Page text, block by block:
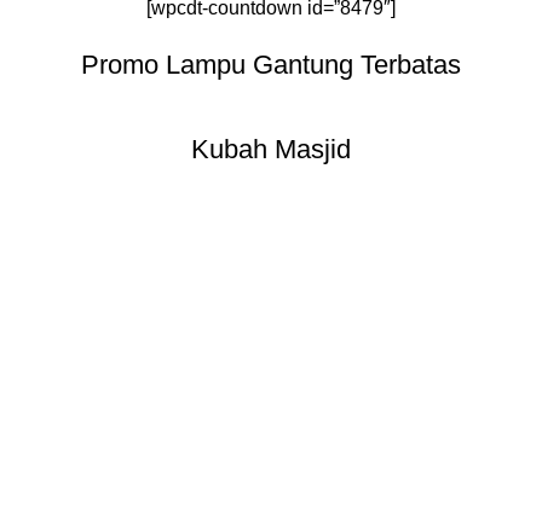
[wpcdt-countdown id=”8479″]
Promo Lampu Gantung Terbatas
Kubah Masjid